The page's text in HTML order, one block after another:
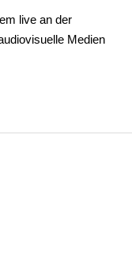
live an der
Medien